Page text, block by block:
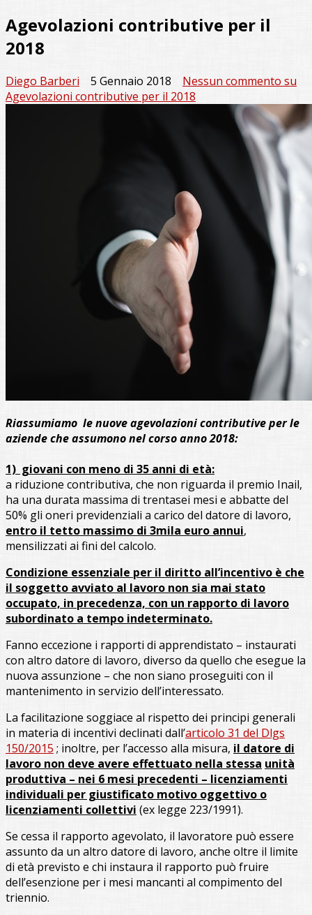
Agevolazioni contributive per il
2018
Diego Barberi 5 Gennaio 2018 Nessun commento su
Agevolazioni contributive per il 2018
Riassumiamo le nuove agevolazioni contributive per le
aziende che assumono nel corso anno 2018:
1) giovani con meno di 35 anni di età:
a riduzione contributiva, che non riguarda il premio Inail,
ha una durata massima di trentasei mesi e abbatte del
50% gli oneri previdenziali a carico del datore di lavoro,
entro il tetto massimo di 3mila euro annui,
mensilizzati ai fini del calcolo.
Condizione essenziale per il diritto all’incentivo è che
il soggetto avviato al lavoro non sia mai stato
occupato, in precedenza, con un rapporto di lavoro
subordinato a tempo indeterminato.
Fanno eccezione i rapporti di apprendistato – instaurati
con altro datore di lavoro, diverso da quello che esegue la
nuova assunzione – che non siano proseguiti con il
mantenimento in servizio dell’interessato.
La facilitazione soggiace al rispetto dei principi generali
in materia di incentivi declinati dall’articolo 31 del Dlgs
150/2015 ; inoltre, per l’accesso alla misura, il datore di
lavoro non deve avere effettuato nella stessa unità
produttiva – nei 6 mesi precedenti – licenziamenti
individuali per giustificato motivo oggettivo o
licenziamenti collettivi (ex legge 223/1991).
Se cessa il rapporto agevolato, il lavoratore può essere
assunto da un altro datore di lavoro, anche oltre il limite
di età previsto e chi instaura il rapporto può fruire
dell’esenzione per i mesi mancanti al compimento del
triennio.